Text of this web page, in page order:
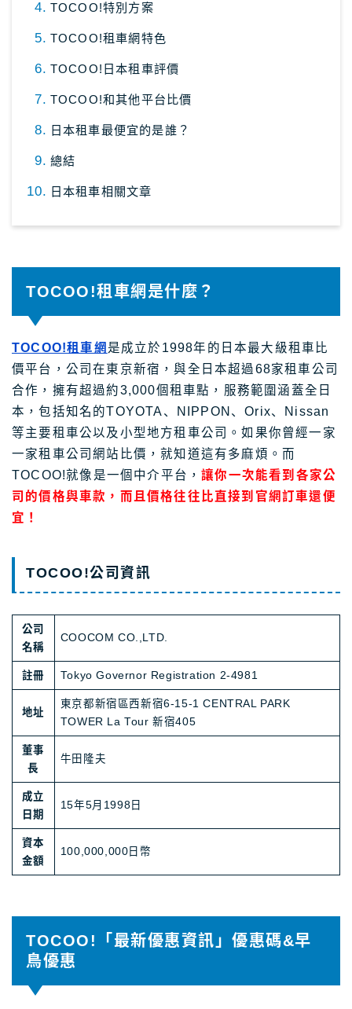
TOCOO!特別方案
TOCOO!租車網特色
TOCOO!日本租車評價
TOCOO!和其他平台比價
日本租車最便宜的是誰？
總結
日本租車相關文章
TOCOO!租車網是什麼？
TOCOO!租車網 是成立於1998年的日本最大級租車比
價平台，公司在東京新宿，與全日本超過68家租車公司
合作，擁有超過約3,000個租車點，服務範圍涵蓋全日
本，包括知名的TOYOTA、NIPPON、Orix、Nissan
等主要租車公以及小型地方租車公司。如果你曾經一家
一家租車公司網站比價，就知道這有多麻煩。而
TOCOO!就像是一個中介平台，讓你一次能看到各家公
司的價格與車款，而且價格往往比直接到官網訂車還便
宜！
TOCOO!公司資訊
公司
名稱
COOCOM CO.,LTD.
註冊 Tokyo Governor Registration 2-4981
地址
東京都新宿區西新宿6-15-1 CENTRAL PARK
TOWER La Tour 新宿405
董事
長
牛田隆夫
成立
日期
15年5月1998日
資本
金額
100,000,000日幣
TOCOO!「最新優惠資訊」優惠碼&早
鳥優惠